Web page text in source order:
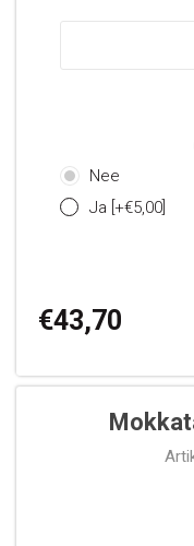
Nee
Ja [+€5,00]
€43,70